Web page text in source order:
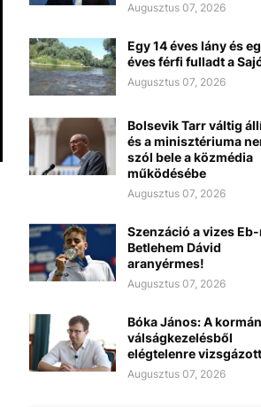
Augusztus 07, 2026
Egy 14 éves lány és
éves férfi fulladt a
Augusztus 07, 2026
Bolsevik Tarr váltig
és a minisztériuma
szól bele a közmédia
működésébe
Augusztus 07, 2026
Szenzáció a vizes
Betlehem Dávid
aranyérmes!
Augusztus 07, 2026
Bóka János: A
válságkezelésből
elégtelenre vizsgázott
Augusztus 07, 2026